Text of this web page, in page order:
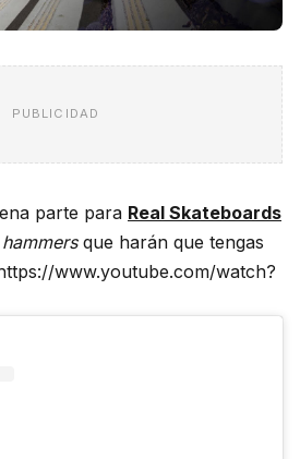
PUBLICIDAD
parte para Real Skateboards
hammersque harán que tengas
www.youtube.com/watch?